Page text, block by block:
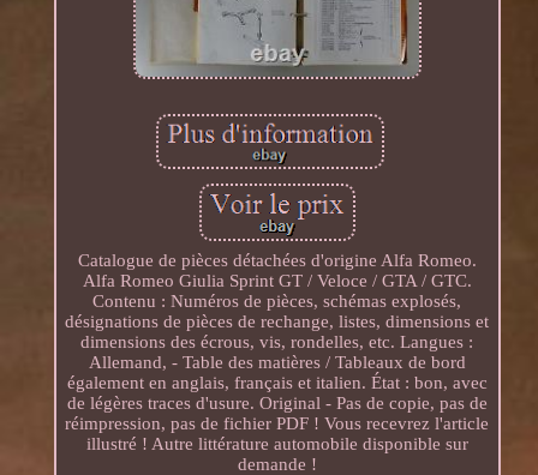
Catalogue de pièces détachées d'origine Alfa Romeo.
Alfa Romeo Giulia Sprint GT / Veloce / GTA / GTC.
Contenu : Numéros de pièces, schémas explosés,
désignations de pièces de rechange, listes, dimensions et
dimensions des écrous, vis, rondelles, etc. Langues :
Allemand, - Table des matières / Tableaux de bord
également en anglais, français et italien. État : bon, avec
de légères traces d'usure. Original - Pas de copie, pas de
réimpression, pas de fichier PDF ! Vous recevrez l'article
illustré ! Autre littérature automobile disponible sur
demande !